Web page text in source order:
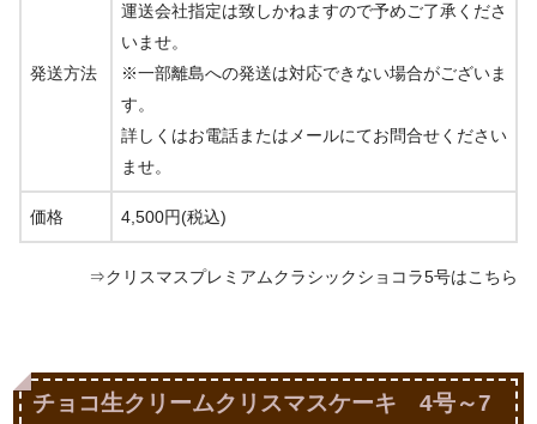
発送方法
運送会社指定は致しかねますので予めご了承くださ
いませ。
※一部離島への発送は対応できない場合がございま
す。
詳しくはお電話またはメールにてお問合せください
ませ。
価格 4,500円(税込)
⇒クリスマスプレミアムクラシックショコラ5号はこちら
チョコ生クリームクリスマスケーキ 4号～7